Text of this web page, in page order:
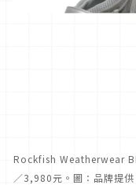
Rockfish Weatherwear
／3,980元。圖：品牌提供